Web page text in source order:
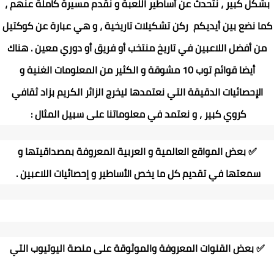
بشكل كبير ، نتحدث عن أساطير اللعبة و نقدم مسيرة كاملة عنهم ،
كما نضع بين أيديكم ركن تشكيلات تاريخية ، و هي عبارة عن كوكتيل
من أفضل اللاعبين في تاريخ منتخب أو فريق أو دوري معين . هناك
أيضا قوائم توب 10 مشوقة و الكثير من المعلومات الغنية و
الإحصائيات الدقيقة التي نعتمدها ليخرج الزائر الكريم بزاد ثقافي
كروي كبير ، و نعتمد في معلوماتنا على سبيل المثال :
✅بعض المواقع العالمية و العربية المعروفة بمصداقيتها و
سمعتها في تقديم كل ما يخص الأساطير و إحصائيات اللاعبين.
✅بعض القنوات المعروفة والموثوقة على منصة اليوتيوب التي